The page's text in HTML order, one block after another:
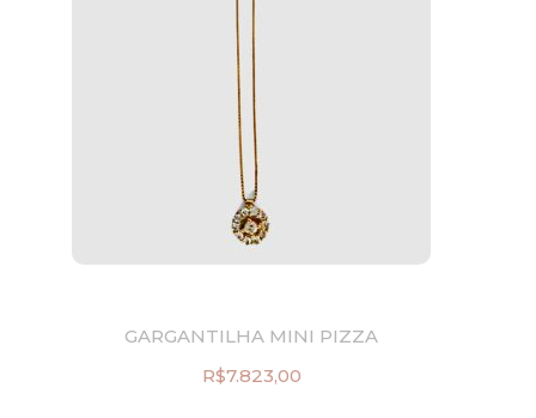
GARGANTILHA MINI PIZZA
R$7.823,00